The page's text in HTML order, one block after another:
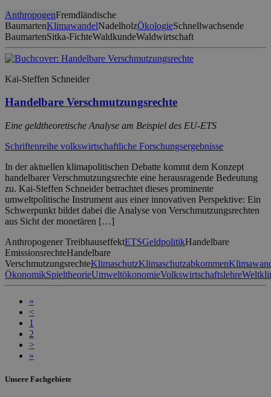
AnthropogenFremdländische
BaumartenKlimawandelNadelholzÖkologieSchnellwachsende
BaumartenSitka-FichteWaldkundeWaldwirtschaft
Kai-Steffen Schneider
Handelbare Verschmutzungsrechte
Eine geldtheoretische Analyse am Beispiel des EU-ETS
Schriftenreihe volkswirtschaftliche Forschungsergebnisse
In der aktuellen klimapolitischen Debatte kommt dem Konzept
handelbarer Verschmutzungsrechte eine herausragende Bedeutung
zu. Kai-Steffen Schneider betrachtet dieses prominente
umweltpolitische Instrument aus einer innovativen Perspektive: Ein
Schwerpunkt bildet dabei die Analyse von Verschmutzungsrechten
aus Sicht der monetären […]
Anthropogener TreibhauseffektETSGeldpolitikHandelbare
EmissionsrechteHandelbare
VerschmutzungsrechteKlimaschutzKlimaschutzabkommen
ÖkonomikSpieltheorieUmweltökonomieVolkswirtschaftslehre
«
<
1
2
>
»
Unsere Fachgebiete